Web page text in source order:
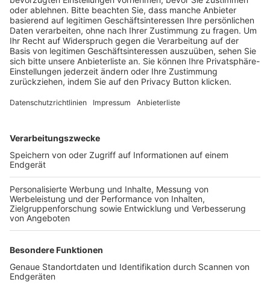
BFV-Geschäftsstellen
Trainerbörse
Login SpielPlus
FOLGE DEM BFV
TOP-VEREINE
TOP-PARTNER